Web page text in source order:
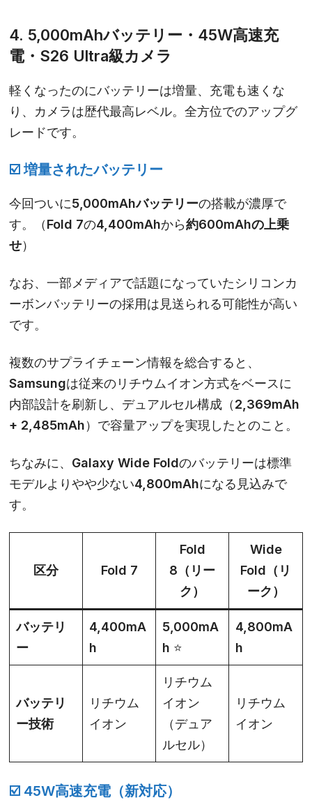
4. 5,000mAhバッテリー・45W高速充
電・S26 Ultra級カメラ
軽くなったのにバッテリーは増量、充電も速くな
り、カメラは歴代最高レベル。全方位でのアップグ
レードです。
☑️増量されたバッテリー
今回ついに5,000mAhバッテリーの搭載が濃厚で
す。（Fold 7の4,400mAhから約600mAhの上乗
せ）
なお、一部メディアで話題になっていたシリコンカ
ーボンバッテリーの採用は見送られる可能性が高い
です。
複数のサプライチェーン情報を総合すると、
Samsungは従来のリチウムイオン方式をベースに
内部設計を刷新し、デュアルセル構成（2,369mAh
+ 2,485mAh）で容量アップを実現したとのこと。
ちなみに、 Galaxy Wide Foldのバッテリーは標準
モデルよりやや少ない4,800mAhになる見込みで
す。
区分 Fold 7
Fold
8（リー
ク）
Wide
Fold（リ
ーク）
バッテリ
ー
4,400mA
h
5,000mA
h ⭐
4,800mA
h
バッテリ
ー技術
リチウム
イオン
リチウム
イオン
（デュア
ルセル）
リチウム
イオン
☑️ 45W高速充電（新対応）